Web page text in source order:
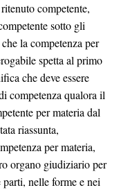
competente,
sotto gli
la competenza per
spetta al primo
che deve essere
competenza qualora il
per materia dal
riassunta,
per materia,
organo giudiziario per
nelle forme e nei